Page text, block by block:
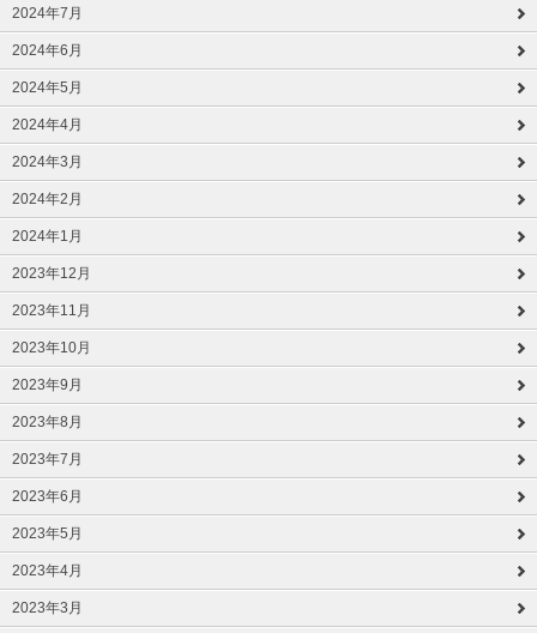
2024年7月
2024年6月
2024年5月
2024年4月
2024年3月
2024年2月
2024年1月
2023年12月
2023年11月
2023年10月
2023年9月
2023年8月
2023年7月
2023年6月
2023年5月
2023年4月
2023年3月